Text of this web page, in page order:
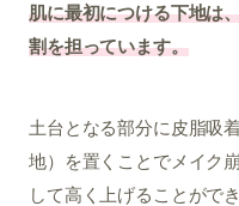
肌に最初につける下地は
割を担っています。
土台となる部分に皮脂吸
地）を置くことでメイク
して高く上げることができ